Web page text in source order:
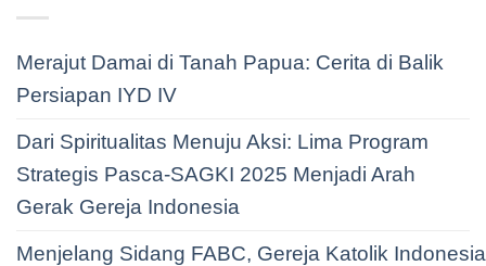
Merajut Damai di Tanah Papua: Cerita di Balik
Persiapan IYD IV
Dari Spiritualitas Menuju Aksi: Lima Program
Strategis Pasca-SAGKI 2025 Menjadi Arah
Gerak Gereja Indonesia
Menjelang Sidang FABC, Gereja Katolik